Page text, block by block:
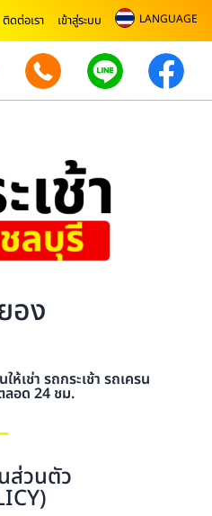
ติดต่อเรา เข้าสู่ระบบ LANGUAGE
อง
ห้เช่า รถกระเช้า รถเครน
ลอด 24 ชม.
ส่วนตัว